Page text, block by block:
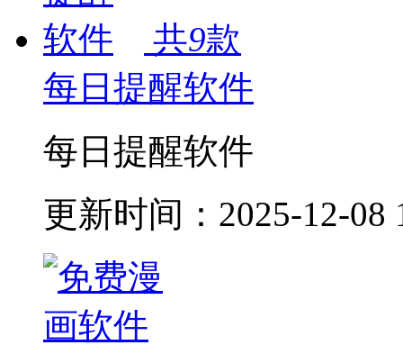
共9款
每日提醒软件
每日提醒软件
更新时间： 2025-12-08